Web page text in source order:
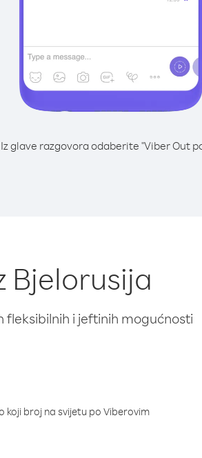
Iz glave razgovora odaberite "Viber Out
Bjelorusija
fleksibilnih i jeftinih mogućnosti
koji broj na svijetu po Viberovim